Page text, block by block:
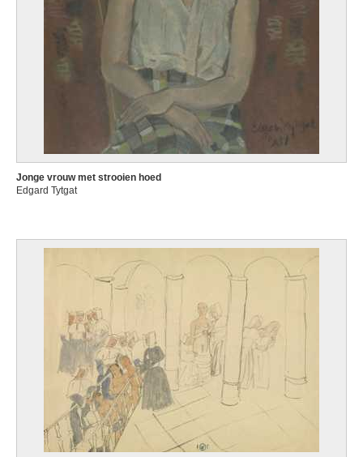
Jonge vrouw met strooien hoed
Edgard Tytgat